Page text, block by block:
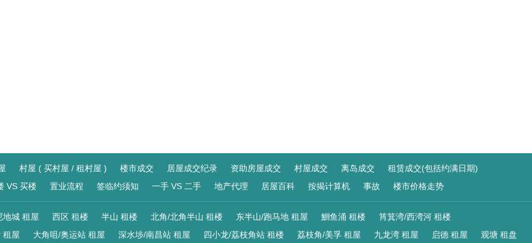
村屋 ( 买村屋 / 租村屋 ) 楼市成交 居屋成交纪录 资助房屋成交 村屋成交 离岛成交
租赁成交(包括约满日期)
VS 买楼 置业流程 签临约须知 一手 VS 二手 地产代理 居屋百科 按揭计算机 事故 楼市价格走势
地城 租屋 西区 租楼 半山 租楼 北角/北角半山 租楼 东半山/跑马地 租屋 鰂鱼涌 租楼
筲箕湾/西湾河 租楼
租屋 大角咀/奥运站 租屋 深水埗/南昌站 租屋 四小龙/荔枝角站 租楼 荔枝角/美孚 租屋 九龙湾 租屋 启德 租屋 观塘 租盘